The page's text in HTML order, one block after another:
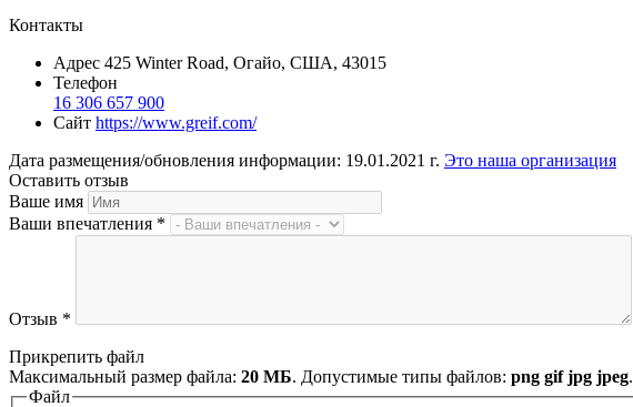
Контакты
Адрес 425 Winter Road, Огайо, США, 43015
Телефон
16 306 657 900
Сайт https://www.greif.com/
Дата размещения/обновления информации: 19.01.2021 г. Это наша организация
Оставить отзыв
Ваше имя
Ваши впечатления *
Отзыв *
Прикрепить файл
Максимальный размер файла: 20 МБ. Допустимые типы файлов: png gif jpg jpeg.
Файл